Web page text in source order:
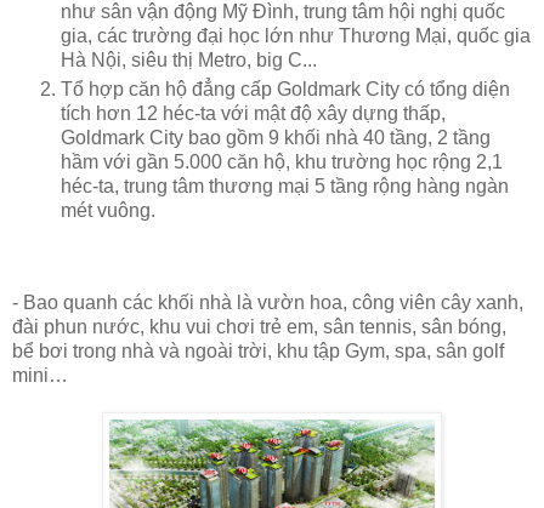
như sân vận động Mỹ Đình, trung tâm hội nghị quốc
gia, các trường đại học lớn như Thương Mại, quốc gia
Hà Nội, siêu thị Metro, big C...
Tổ hợp căn hộ đẳng cấp Goldmark City có tổng diện
tích hơn 12 héc-ta với mật độ xây dựng thấp,
Goldmark City bao gồm 9 khối nhà 40 tầng, 2 tầng
hầm với gần 5.000 căn hộ, khu trường học rộng 2,1
héc-ta, trung tâm thương mại 5 tầng rộng hàng ngàn
mét vuông.
- Bao quanh các khối nhà là vườn hoa, công viên cây xanh,
đài phun nước, khu vui chơi trẻ em, sân tennis, sân bóng,
bể bơi trong nhà và ngoài trời, khu tập Gym, spa, sân golf
mini…